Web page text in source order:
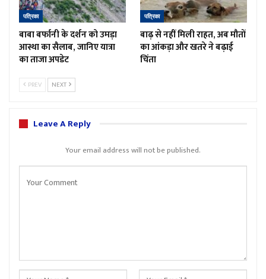
पत्रिका
बाबा बर्फानी के दर्शन को उमड़ा
आस्था का सैलाब, जानिए यात्रा
का ताजा अपडेट
पत्रिका
बाढ़ से नहीं मिली राहत, अब मौतों
का आंकड़ा और खतरे ने बढ़ाई
चिंता
PREV NEXT
Leave A Reply
Your email address will not be published.